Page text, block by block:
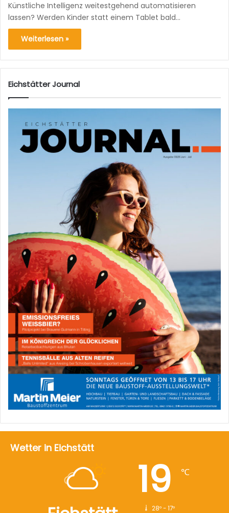
Künstliche Intelligenz weitestgehend automatisieren
lassen? Werden Kinder statt einem Tablet bald…
Weiterlesen »
Eichstätter Journal
Wetter in Eichstätt
19 ℃
28º - 17º